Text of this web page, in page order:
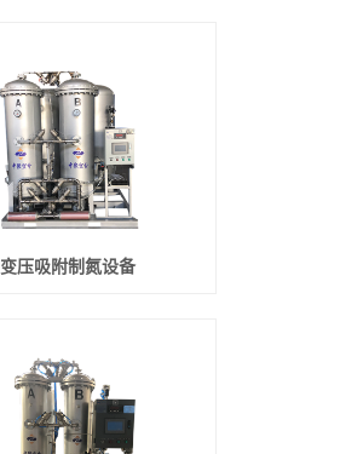
变压吸附制氮设备